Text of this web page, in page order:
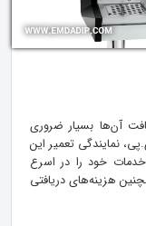
آن‌ها بسیار ضروری
نمایندگی تعمیر این
خود را در اسرع
هزینه‌های دریافتی